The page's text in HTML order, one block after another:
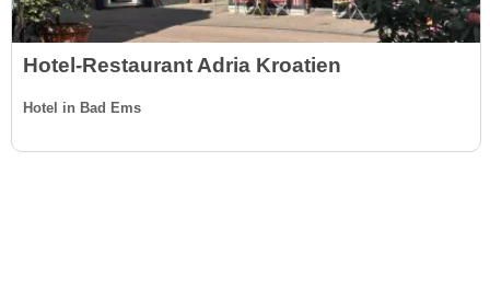
Hotel-Restaurant Adria Kroatien
Hotel in Bad Ems